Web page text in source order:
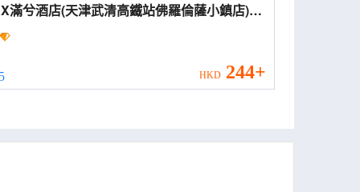
滿兮酒店(天津武清高鐵站佛羅倫薩小鎮店)
Manxi Hotel (Tianjin Wuqing High-speed
HKD 244+